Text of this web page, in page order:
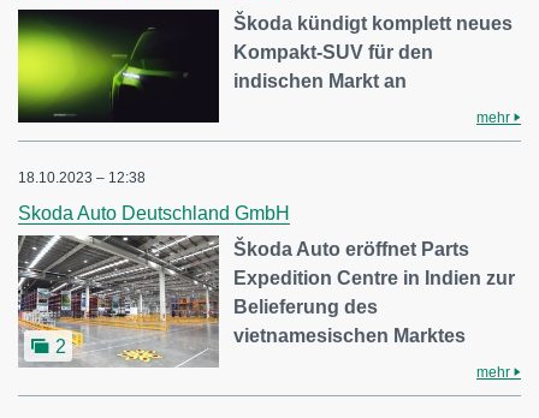
Škoda kündigt komplett neues
Kompakt-SUV für den
indischen Markt an
mehr
18.10.2023 – 12:38
Skoda Auto Deutschland GmbH
2
Škoda Auto eröffnet Parts
Expedition Centre in Indien zur
Belieferung des
vietnamesischen Marktes
mehr